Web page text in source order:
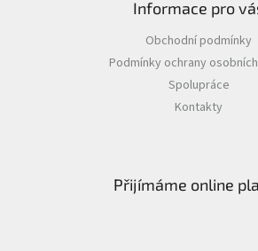
Informace pro
Obchodní podmínky
Podmínky ochrany
Spolupráce
Kontakty
Přijímáme online